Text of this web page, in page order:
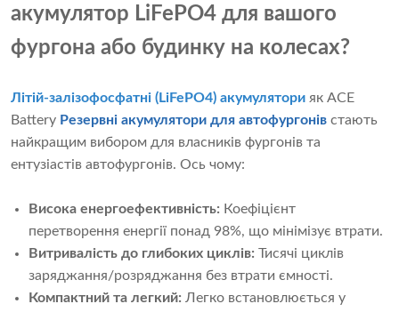
акумулятор LiFePO4 для вашого
фургона або будинку на колесах?
Літій-залізофосфатні (LiFePO4) акумулятори як ACE
Battery Резервні акумулятори для автофургонів стають
найкращим вибором для власників фургонів та
ентузіастів автофургонів. Ось чому:
Висока енергоефективність: Коефіцієнт
перетворення енергії понад 98%, що мінімізує втрати.
Витривалість до глибоких циклів: Тисячі циклів
заряджання/розряджання без втрати ємності.
Компактний та легкий: Легко встановлюється у